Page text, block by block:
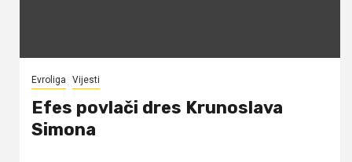
Evroliga Vijesti
Efes povlači dres Krunoslava
Simona